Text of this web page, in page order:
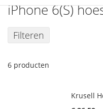
iPhone 6(S)
Filteren
6 producten
Krusell